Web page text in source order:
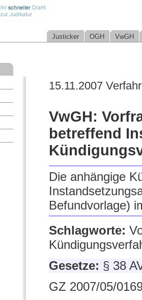
Justicker OGH VwGH
15.11.2007
VwGH:
betreffend
Die anhängige
Befundvorlage)
Schlagworte:
Gesetze: § 38
GZ 2007/05/